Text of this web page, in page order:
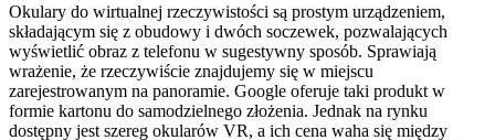
Okulary do wirtualnej rzeczywistości są prostym urządzeniem,
składającym się z obudowy i dwóch soczewek, pozwalających
wyświetlić obraz z telefonu w sugestywny sposób. Sprawiają
wrażenie, że rzeczywiście znajdujemy się w miejscu
zarejestrowanym na panoramie. Google oferuje taki produkt w
formie kartonu do samodzielnego złożenia. Jednak na rynku
dostępny jest szereg okularów VR, a ich cena waha się między